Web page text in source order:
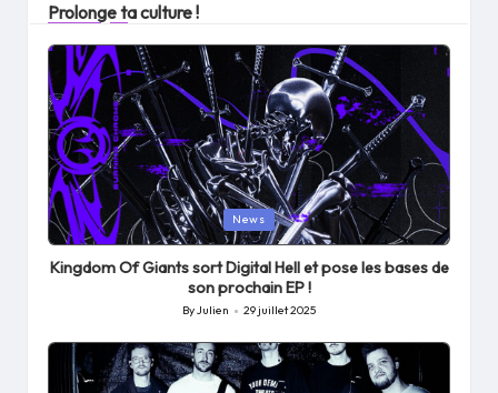
Prolonge ta culture !
Posted
in
News
Kingdom Of Giants sort Digital Hell et pose les bases de
son prochain EP !
Posted
by
ByJulien 29 juillet 2025